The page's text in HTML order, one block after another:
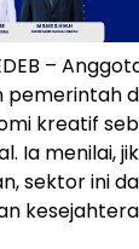
–
pemerintah
kreatif
Ia menilai,
sektor ini